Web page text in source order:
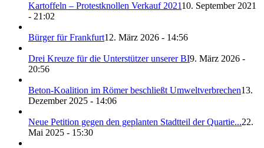
Kartoffeln – Protestknollen Verkauf 202110. September 2021
- 21:02
Bürger für Frankfurt12. März 2026 - 14:56
Drei Kreuze für die Unterstützer unserer BI9. März 2026 -
20:56
Beton-Koalition im Römer beschließt Umweltverbrechen13.
Dezember 2025 - 14:06
Neue Petition gegen den geplanten Stadtteil der Quartie...22.
Mai 2025 - 15:30